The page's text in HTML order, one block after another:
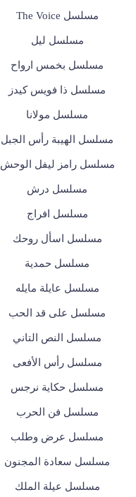
مسلسل The Voice
مسلسل ليل
مسلسل بخمس ارواح
مسلسل ذا فويس كيدز
مسلسل مولانا
مسلسل الهيبة رأس الجبل
مسلسل رامز ليفل الوحش
مسلسل درش
مسلسل افراج
مسلسل اسأل روحك
مسلسل حمدية
مسلسل عايلة مايله
مسلسل على قد الحب
مسلسل النص التاني
مسلسل رأس الأفعى
مسلسل حكاية نرجس
مسلسل فن الحرب
مسلسل عرض وطلب
مسلسل سعادة المجنون
مسلسل عيلة الملك